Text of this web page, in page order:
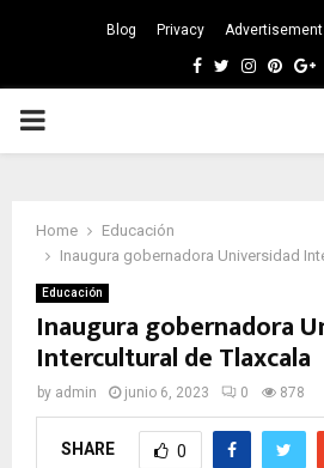
Blog Privacy Advertisement
Facebook
Twitter
PRIMARY
Home
Educación
Inaugura gobernadora Universidad
Educación
Inaugura gobernadora
Intercultural de Tlaxcala
by admin junio 6, 2023 0 878
SHARE 0